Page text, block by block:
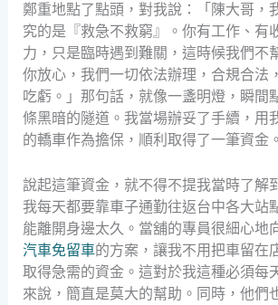
鄭重地點了點頭，對我說：「陳大哥，
究的是『救急不救窮』。你有工作、有
力，只是臨時遇到難關，這時候我們不
你放心，我們一切依法辦理，合規合法
吃虧。」那句話，就像一盞明燈，瞬間
條黑暗的隧道。我當場辦妥了手續，用
的轎車作為擔保，順利取得了一筆資金。
說起這筆資金，就不得不提我當時了解
我每天都要靠車子通勤往返台中各大站
能離開身邊太久。當舖的專員很細心地
汽車免留車的方案，讓我不用把車留在
取得急需的資金。這對於我這種必須每
來說，簡直是莫大的幫助。同時，他們